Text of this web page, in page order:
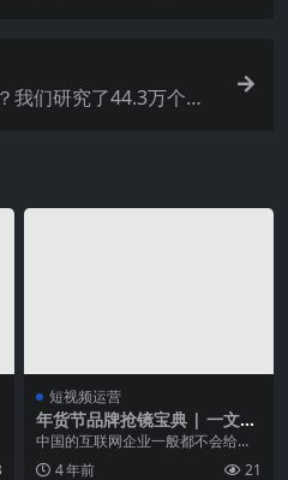
我们研究了44.3万个挂
短视频运营
年货节品牌抢镜宝典 | 一文读
懂抖音电商营销方法论
中国的互联网企业一般都不会给自
己设立明显的界限，现在的样子和
4 年前 21